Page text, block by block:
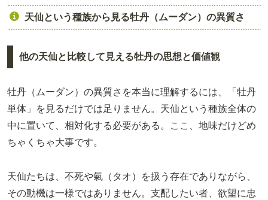
天仙という種族から見る牡丹（ムーダン）の異質さ
他の天仙と比較して見える牡丹の思想と価値観
牡丹（ムーダン）の異質さを本当に理解するには、「牡丹
単体」を見るだけでは足りません。天仙という種族全体の
中に置いて、相対化する必要がある。ここ、地味だけどめ
ちゃくちゃ大事です。
天仙たちは、不死や氣（タオ）を扱う存在でありながら、
その動機は一様ではありません。支配したい者、欲望に忠